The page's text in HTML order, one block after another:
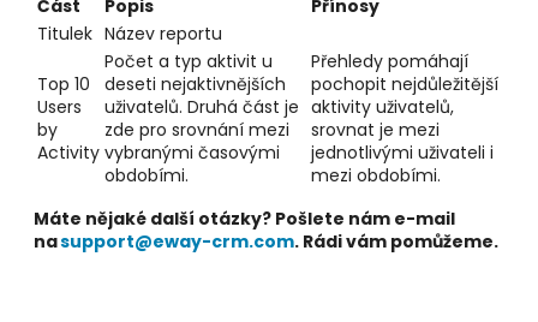
Část Popis
Přínosy
Titulek Název reportu
Top 10
Users
by
Activity
Počet a typ aktivit u
deseti nejaktivnějších
uživatelů. Druhá část je
zde pro srovnání mezi
vybranými časovými
obdobími.
Přehledy pomáhají
pochopit nejdůležitější
aktivity uživatelů,
srovnat je mezi
jednotlivými uživateli i
mezi obdobími.
Máte nějaké další otázky? Pošlete nám e-mail
nasupport@eway-crm.com. Rádi vám pomůžeme.